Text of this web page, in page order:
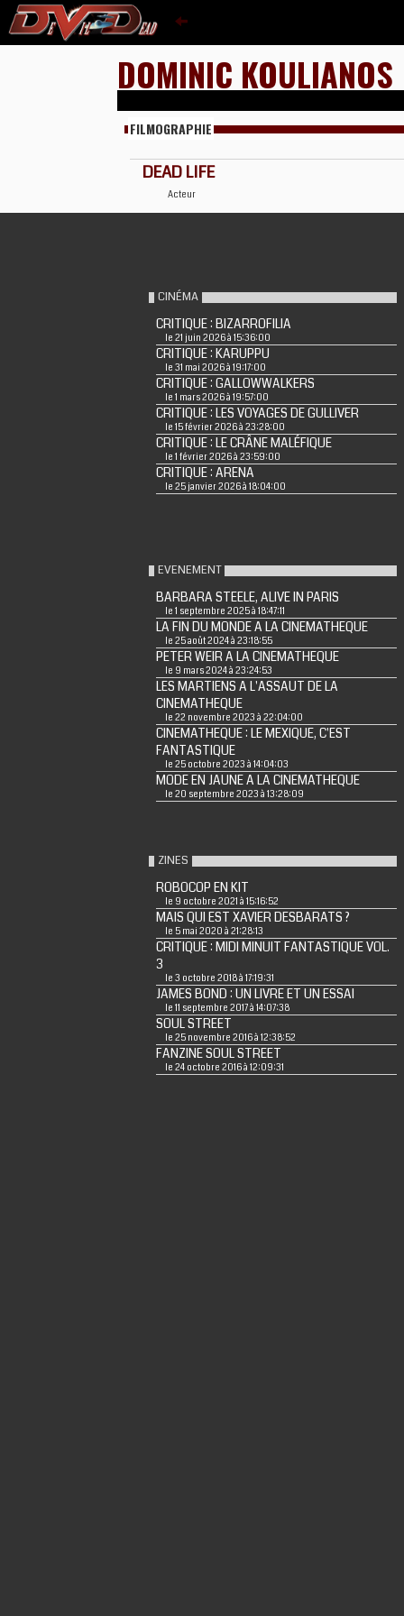
DOMINIC KOULIANOS
FILMOGRAPHIE
DEAD LIFE
Acteur
CINÉMA
CRITIQUE : BIZARROFILIA
le 21 juin 2026 à 15:36:00
CRITIQUE : KARUPPU
le 31 mai 2026 à 19:17:00
CRITIQUE : GALLOWWALKERS
le 1 mars 2026 à 19:57:00
CRITIQUE : LES VOYAGES DE GULLIVER
le 15 février 2026 à 23:28:00
CRITIQUE : LE CRÂNE MALÉFIQUE
le 1 février 2026 à 23:59:00
CRITIQUE : ARENA
le 25 janvier 2026 à 18:04:00
EVENEMENT
BARBARA STEELE, ALIVE IN PARIS
le 1 septembre 2025 à 18:47:11
LA FIN DU MONDE A LA CINEMATHEQUE
le 25 août 2024 à 23:18:55
PETER WEIR A LA CINEMATHEQUE
le 9 mars 2024 à 23:24:53
LES MARTIENS A L'ASSAUT DE LA
CINEMATHEQUE
le 22 novembre 2023 à 22:04:00
CINEMATHEQUE : LE MEXIQUE, C'EST
FANTASTIQUE
le 25 octobre 2023 à 14:04:03
MODE EN JAUNE A LA CINEMATHEQUE
le 20 septembre 2023 à 13:28:09
ZINES
ROBOCOP EN KIT
le 9 octobre 2021 à 15:16:52
MAIS QUI EST XAVIER DESBARATS ?
le 5 mai 2020 à 21:28:13
CRITIQUE : MIDI MINUIT FANTASTIQUE VOL.
3
le 3 octobre 2018 à 17:19:31
JAMES BOND : UN LIVRE ET UN ESSAI
le 11 septembre 2017 à 14:07:38
SOUL STREET
le 25 novembre 2016 à 12:38:52
FANZINE SOUL STREET
le 24 octobre 2016 à 12:09:31